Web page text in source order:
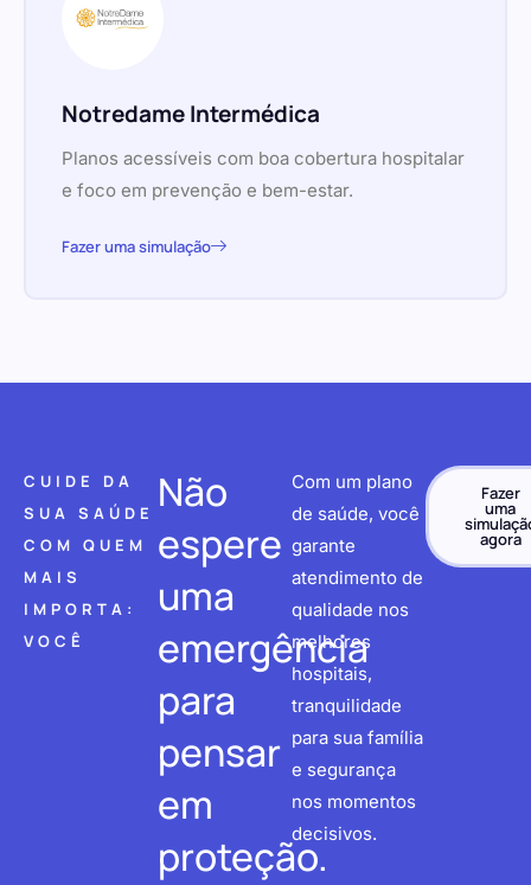
Notredame Intermédica
Planos acessíveis com boa cobertura hospitalar
e foco em prevenção e bem-estar.
Fazer uma simulação
CUIDE DA
SUA SAÚDE
COM QUEM
MAIS
IMPORTA:
VOCÊ
Não
espere
uma
emergência
para
pensar
em
proteção.
Com um plano
de saúde, você
garante
atendimento de
qualidade nos
melhores
hospitais,
tranquilidade
para sua família
e segurança
nos momentos
decisivos.
Fazer
uma
agora